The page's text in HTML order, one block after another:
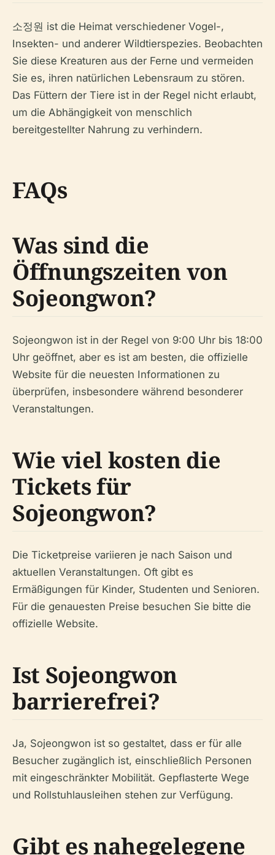
소정원 ist die Heimat verschiedener Vogel-,
Insekten- und anderer Wildtierspezies. Beobachten
Sie diese Kreaturen aus der Ferne und vermeiden
Sie es, ihren natürlichen Lebensraum zu stören.
Das Füttern der Tiere ist in der Regel nicht erlaubt,
um die Abhängigkeit von menschlich
bereitgestellter Nahrung zu verhindern.
FAQs
Was sind die
Öffnungszeiten von
Sojeongwon?
Sojeongwon ist in der Regel von 9:00 Uhr bis 18:00
Uhr geöffnet, aber es ist am besten, die offizielle
Website für die neuesten Informationen zu
überprüfen, insbesondere während besonderer
Veranstaltungen.
Wie viel kosten die
Tickets für
Sojeongwon?
Die Ticketpreise variieren je nach Saison und
aktuellen Veranstaltungen. Oft gibt es
Ermäßigungen für Kinder, Studenten und Senioren.
Für die genauesten Preise besuchen Sie bitte die
offizielle Website.
Ist Sojeongwon
barrierefrei?
Ja, Sojeongwon ist so gestaltet, dass er für alle
Besucher zugänglich ist, einschließlich Personen
mit eingeschränkter Mobilität. Gepflasterte Wege
und Rollstuhlausleihen stehen zur Verfügung.
Gibt es nahegelegene